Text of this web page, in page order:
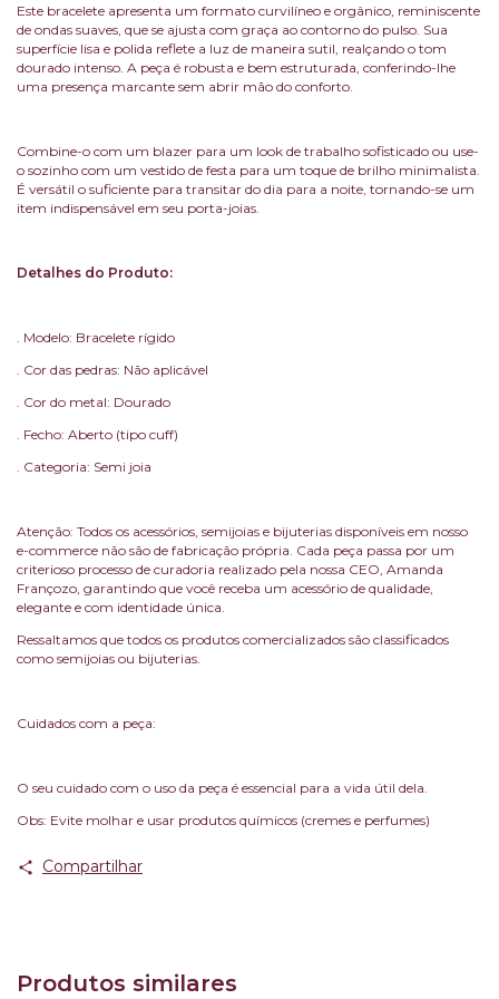
Este bracelete apresenta um formato curvilíneo e orgânico, reminiscente
de ondas suaves, que se ajusta com graça ao contorno do pulso. Sua
superfície lisa e polida reflete a luz de maneira sutil, realçando o tom
dourado intenso. A peça é robusta e bem estruturada, conferindo-lhe
uma presença marcante sem abrir mão do conforto.
Combine-o com um blazer para um look de trabalho sofisticado ou use-
o sozinho com um vestido de festa para um toque de brilho minimalista.
É versátil o suficiente para transitar do dia para a noite, tornando-se um
item indispensável em seu porta-joias.
Detalhes do Produto:
. Modelo: Bracelete rígido
. Cor das pedras: Não aplicável
. Cor do metal: Dourado
. Fecho: Aberto (tipo cuff)
. Categoria: Semi joia
Atenção: Todos os acessórios, semijoias e bijuterias disponíveis em nosso
e-commerce não são de fabricação própria. Cada peça passa por um
criterioso processo de curadoria realizado pela nossa CEO, Amanda
Françozo, garantindo que você receba um acessório de qualidade,
elegante e com identidade única.
Ressaltamos que todos os produtos comercializados são classificados
como semijoias ou bijuterias.
Cuidados com a peça:
O seu cuidado com o uso da peça é essencial para a vida útil dela.
Obs: Evite molhar e usar produtos químicos (cremes e perfumes)
Compartilhar
Produtos similares